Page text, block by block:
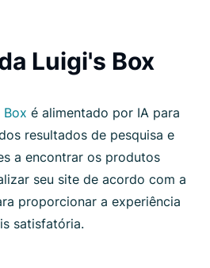
Luigi's Box
Box é alimentado por IA para
resultados de pesquisa e
a encontrar os produtos
seu site de acordo com a
proporcionar a experiência
satisfatória.